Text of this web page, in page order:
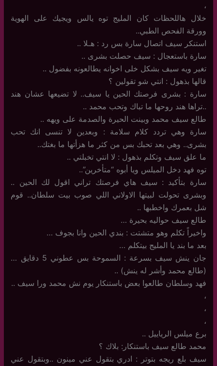
،
خلال هاللحظات كان المليج توه يالس ويجيك على الهوية
وورقة الفحص الطبي..
استنكر سيف اتصال سارة بس رد : هـلا ..
سارة باستعجال : سيف حصلت بشرى ..
تغير ويه سيف بشكل خلى اخوانه يطالعونه بفضول ..
قالها بذهول : انتي شو تقولين ؟
سارة : بشرى فرصتك الحين يا سيف.. لا تضيعها عشان هند
..تراها هند روحها ما تباك وتحب محمد ..
طالع سيف محمد وبينت الحيرة والصدمة على ويهه ..
سارة وهي تردد كلام سلامة : وبعدين لا تنسى انك تحب
بشرى.. وهي بعد تحبك بس من كثر ما هزأتها ما بغتك..
ما علق سيف وتكلم بذهول : لا انتي تخبلتي ..
توه فهد دخل الميلس ويا أبوه “متأخرين”..
سارة بتأكيد : سيف هاي فرصتك تراني اقول لك الحين ..
وبشرى تحولت لبيتها الاولاني اللي صوب بيت سلطان.. قوم
شل بعمرك واخطبها ..
طالع سيف حواليه بحيرة …
واخيراً تكلم وهو متشتت : بندي الحين وانا بجوف …
بعد ما بند يا المليج بيتكلم …
جان ينش سيف بسرعة : السموحة بس عطوني 5 دقايق …
(طالع محمد وأشر له ينش) ..
فهد وسلطان طالعوا بعض باستنكار يوم نش محمد ورا سيف ..
،
،
،
برع ميلس الرياييل ..
محمد طالع سيف باستنكار: بلاك ؟
سيف بلع ريجه بتوتر : ادري بتقول عني مينون ..وبتقول عني